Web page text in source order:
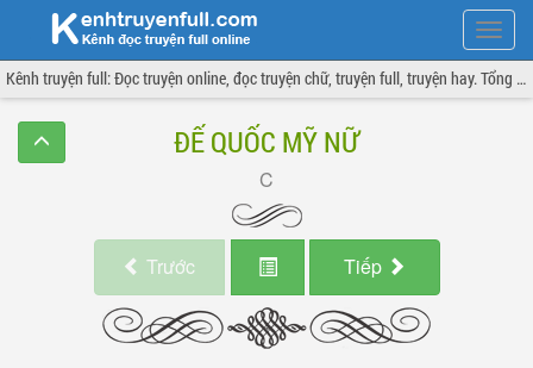
Hiện
menu
Kênh truyện full: Đọc truyện online, đọc truyện chữ, truyện full, truyện hay. Tổng hợp đầy đủ và cập nhật liên tục.
ĐẾ QUỐC MỸ NỮ
Trước Tiếp